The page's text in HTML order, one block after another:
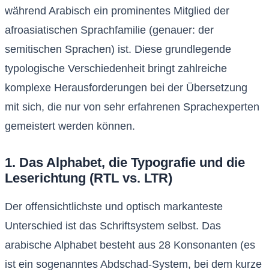
während Arabisch ein prominentes Mitglied der
afroasiatischen Sprachfamilie (genauer: der
semitischen Sprachen) ist. Diese grundlegende
typologische Verschiedenheit bringt zahlreiche
komplexe Herausforderungen bei der Übersetzung
mit sich, die nur von sehr erfahrenen Sprachexperten
gemeistert werden können.
1. Das Alphabet, die Typografie und die
Leserichtung (RTL vs. LTR)
Der offensichtlichste und optisch markanteste
Unterschied ist das Schriftsystem selbst. Das
arabische Alphabet besteht aus 28 Konsonanten (es
ist ein sogenanntes Abdschad-System, bei dem kurze